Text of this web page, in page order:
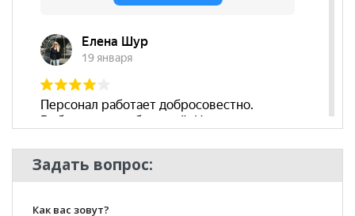
Задать вопрос:
Как вас зовут?